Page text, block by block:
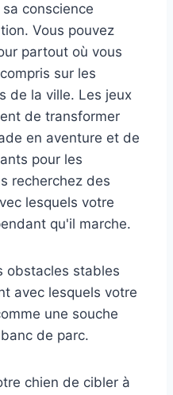
conscience
Vous pouvez
partout où vous
sur les
de la ville. Les jeux
de transformer
en aventure et de
pour les
recherchez des
lesquels votre
qu'il marche.
obstacles stables
avec lesquels votre
une souche
de parc.
chien de cibler à